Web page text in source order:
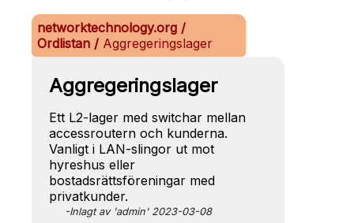
networktechnology.org /
Ordlistan / Aggregeringslager
Aggregeringslager
Ett L2-lager med switchar mellan
accessroutern och kunderna.
Vanligt i LAN-slingor ut mot
hyreshus eller
bostadsrättsföreningar med
privatkunder.
-Inlagt av 'admin' 2023-03-08